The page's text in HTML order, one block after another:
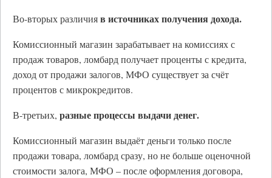
Во-вторых различияв источниках получения дохода.
Комиссионный магазин зарабатывает на комиссиях с
продаж товаров, ломбард получает проценты с кредита,
доход от продажи залогов, МФО существует за счёт
процентов с микрокредитов.
В-третьих, разные процессы выдачи денег.
Комиссионный магазин выдаёт деньги только после
продажи товара, ломбард сразу, но не больше оценочной
стоимости залога, МФО – после оформления договора,